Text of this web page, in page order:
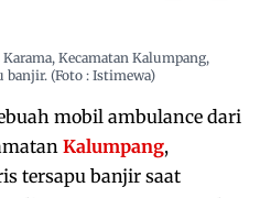
Kecamatan Kalumpang,
(Foto : Istimewa)
mobil ambulance dari
Kalumpang,
tersapu banjir saat